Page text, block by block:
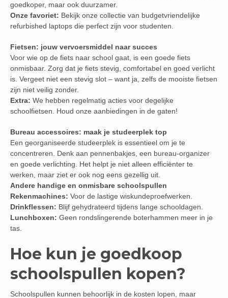
goedkoper, maar ook duurzamer.
Onze favoriet: Bekijk onze collectie van budgetvriendelijke
refurbished laptops die perfect zijn voor studenten.
Fietsen: jouw vervoersmiddel naar succes
Voor wie op de fiets naar school gaat, is een goede fiets
onmisbaar. Zorg dat je fiets stevig, comfortabel en goed verlicht
is. Vergeet niet een stevig slot – want ja, zelfs de mooiste fietsen
zijn niet veilig zonder.
Extra: We hebben regelmatig acties voor degelijke
schoolfietsen. Houd onze aanbiedingen in de gaten!
Bureau accessoires: maak je studeerplek top
Een georganiseerde studeerplek is essentieel om je te
concentreren. Denk aan pennenbakjes, een bureau-organizer
en goede verlichting. Het helpt je niet alleen efficiënter te
werken, maar ziet er ook nog eens gezellig uit.
Andere handige en onmisbare schoolspullen
Rekenmachines: Voor de lastige wiskundeproefwerken.
Drinkflessen: Blijf gehydrateerd tijdens lange schooldagen.
Lunchboxen: Geen rondslingerende boterhammen meer in je
tas.
Hoe kun je goedkoop
schoolspullen kopen?
Schoolspullen kunnen behoorlijk in de kosten lopen, maar